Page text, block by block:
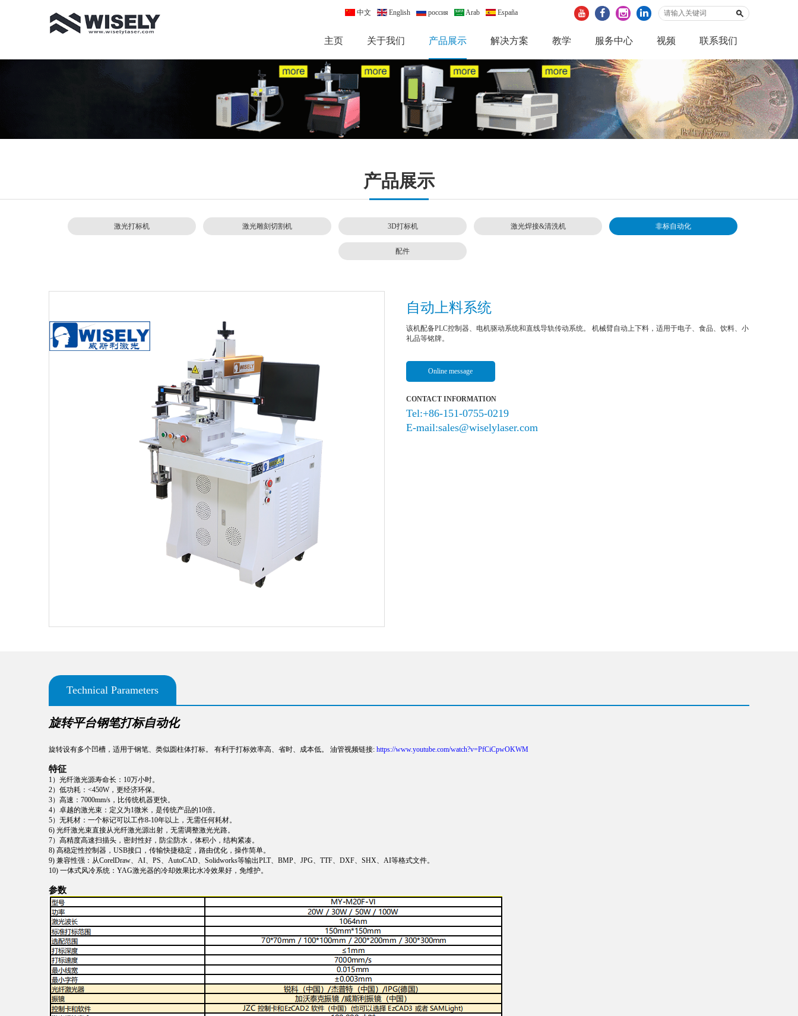
中文 English россия Arab España
主页 关于我们 产品展示 解决方案 教学 服务中心 视频 联系我们
产品展示
激光打标机 激光雕刻切割机 3D打标机 激光焊接&清洗机 非标自动化
配件
自动上料系统
该机配备PLC控制器、电机驱动系统和直线导轨传动系统。 机械臂自动上下料，适用于电子、食品、饮料、小
礼品等铭牌。
Online message
CONTACT INFORMATION
Tel:+86-151-0755-0219
E-mail:sales@wiselylaser.com
Technical Parameters
旋转平台钢笔打标自动化
旋转设有多个凹槽，适用于钢笔、类似圆柱体打标。 有利于打标效率高、省时、成本低。 油管视频链接: https://www.youtube.com/watch?v=PfCiCpwOKWM
特征
1）光纤激光源寿命长：10万小时。
2）低功耗：<450W，更经济环保。
3）高速：7000mm/s，比传统机器更快。
4）卓越的激光束：定义为1微米，是传统产品的10倍。
5）无耗材：一个标记可以工作8-10年以上，无需任何耗材。
6) 光纤激光束直接从光纤激光源出射，无需调整激光光路。
7）高精度高速扫描头，密封性好，防尘防水，体积小，结构紧凑。
8) 高稳定性控制器，USB接口，传输快捷稳定，路由优化，操作简单。
9) 兼容性强：从CorelDraw、AI、PS、AutoCAD、Solidworks等输出PLT、BMP、JPG、TTF、DXF、SHX、AI等格式文件。
10) 一体式风冷系统：YAG激光器的冷却效果比水冷效果好，免维护。
参数